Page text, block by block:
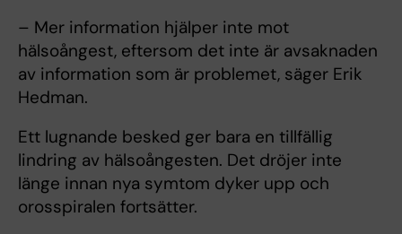
– Mer information hjälper inte mot
hälsoångest, eftersom det inte är avsaknaden
av information som är problemet, säger Erik
Hedman.
Ett lugnande besked ger bara en tillfällig
lindring av hälsoångesten. Det dröjer inte
länge innan nya symtom dyker upp och
orosspiralen fortsätter.